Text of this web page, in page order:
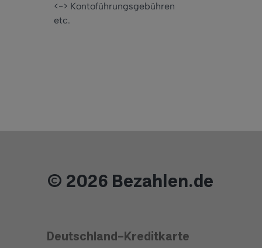
<-> Kontoführungsgebühren
etc.
© 2026 Bezahlen.de
Deutschland-Kreditkarte